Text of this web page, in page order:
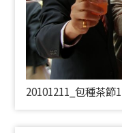
20101211_包種茶節1